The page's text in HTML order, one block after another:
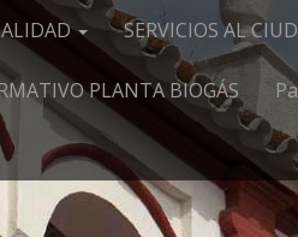
SERVICIOS AL
PLANTA BIOGÁS